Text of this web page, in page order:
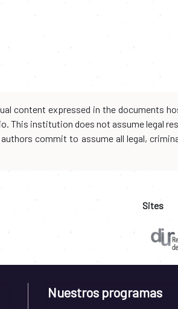
content expressed in the documents
This institution does not assume legal
commit to assume all legal,
Sites
Nuestros programas